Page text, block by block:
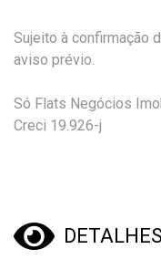
Sujeito à confirmação
aviso prévio.
Só Flats Negócios
Creci 19.926-j